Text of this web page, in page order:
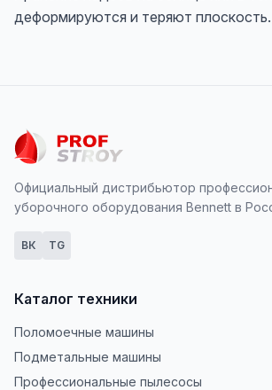
деформируются и теряют плоскость.
Официальный дистрибьютор
уборочного оборудования Bennett в
ВК TG
Каталог техники
Поломоечные машины
Подметальные машины
Профессиональные пылесосы